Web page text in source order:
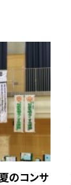
のコンサ